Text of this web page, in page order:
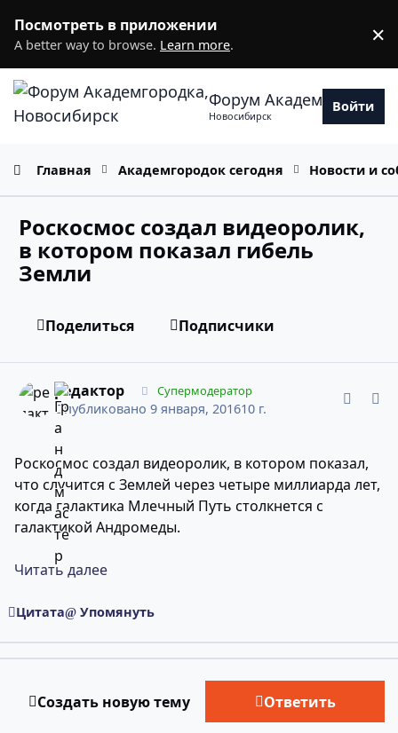
Посмотреть в приложении
A better way to browse. Learn more. ×
Форум Академгородка
Новосибирск
Войти
Главная Академгородок сегодня Новости и
Роскосмос создал видеоролик,
в котором показал гибель
Земли
Поделиться Подписчики
редактор Супермодератор
Опубликовано 9 января, 201610 г.
Роскосмос создал видеоролик, в котором показал,
что случится с Землей через четыре миллиарда лет,
когда галактика Млечный Путь столкнется с
галактикой Андромеды.
Читать далее
Цитата Упомянуть
Создать новую тему Ответить